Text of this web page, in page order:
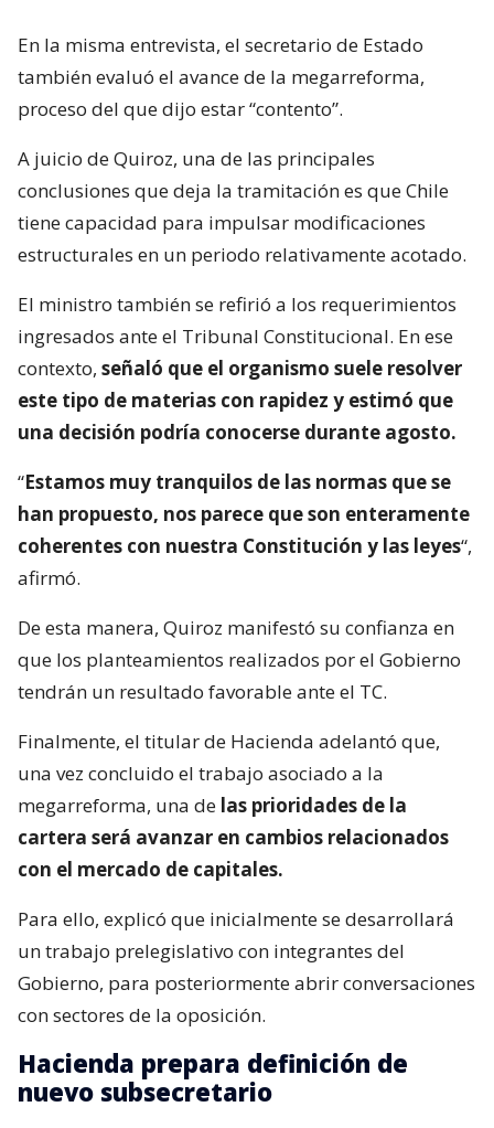
En la misma entrevista, el secretario de Estado
también evaluó el avance de la megarreforma,
proceso del que dijo estar “contento”.
A juicio de Quiroz, una de las principales
conclusiones que deja la tramitación es que Chile
tiene capacidad para impulsar modificaciones
estructurales en un periodo relativamente acotado.
El ministro también se refirió a los requerimientos
ingresados ante el Tribunal Constitucional. En ese
contexto, señaló que el organismo suele resolver
este tipo de materias con rapidez y estimó que
una decisión podría conocerse durante agosto.
“Estamos muy tranquilos de las normas que se
han propuesto, nos parece que son enteramente
coherentes con nuestra Constitución y las leyes“,
afirmó.
De esta manera, Quiroz manifestó su confianza en
que los planteamientos realizados por el Gobierno
tendrán un resultado favorable ante el TC.
Finalmente, el titular de Hacienda adelantó que,
una vez concluido el trabajo asociado a la
megarreforma, una de las prioridades de la
cartera será avanzar en cambios relacionados
con el mercado de capitales.
Para ello, explicó que inicialmente se desarrollará
un trabajo prelegislativo con integrantes del
Gobierno, para posteriormente abrir conversaciones
con sectores de la oposición.
Hacienda prepara definición de
nuevo subsecretario